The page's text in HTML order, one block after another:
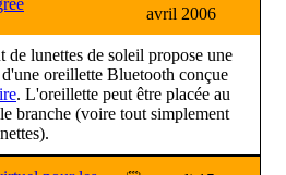
avril 2006
de lunettes de soleil propose une
oreillette Bluetooth conçue
. L'oreillette peut être placée au
branche (voire tout simplement